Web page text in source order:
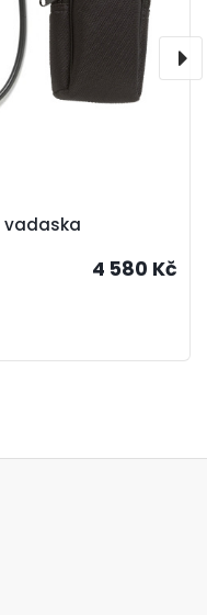
vadaska
4 580 Kč